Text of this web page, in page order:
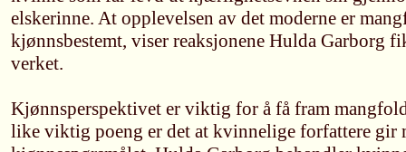
elskerinne. At opplevelsen av det moderne er
kjønnsbestemt, viser reaksjonene Hulda Garborg
verket.
Kjønnsperspektivet er viktig for å få fram
like viktig poeng er det at kvinnelige forfattere gir